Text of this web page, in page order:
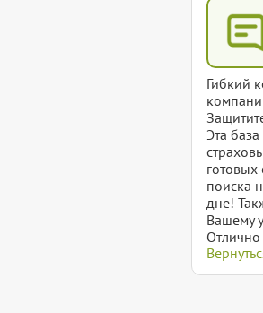
Гибкий
Эта
поиска
дне!
Вашему